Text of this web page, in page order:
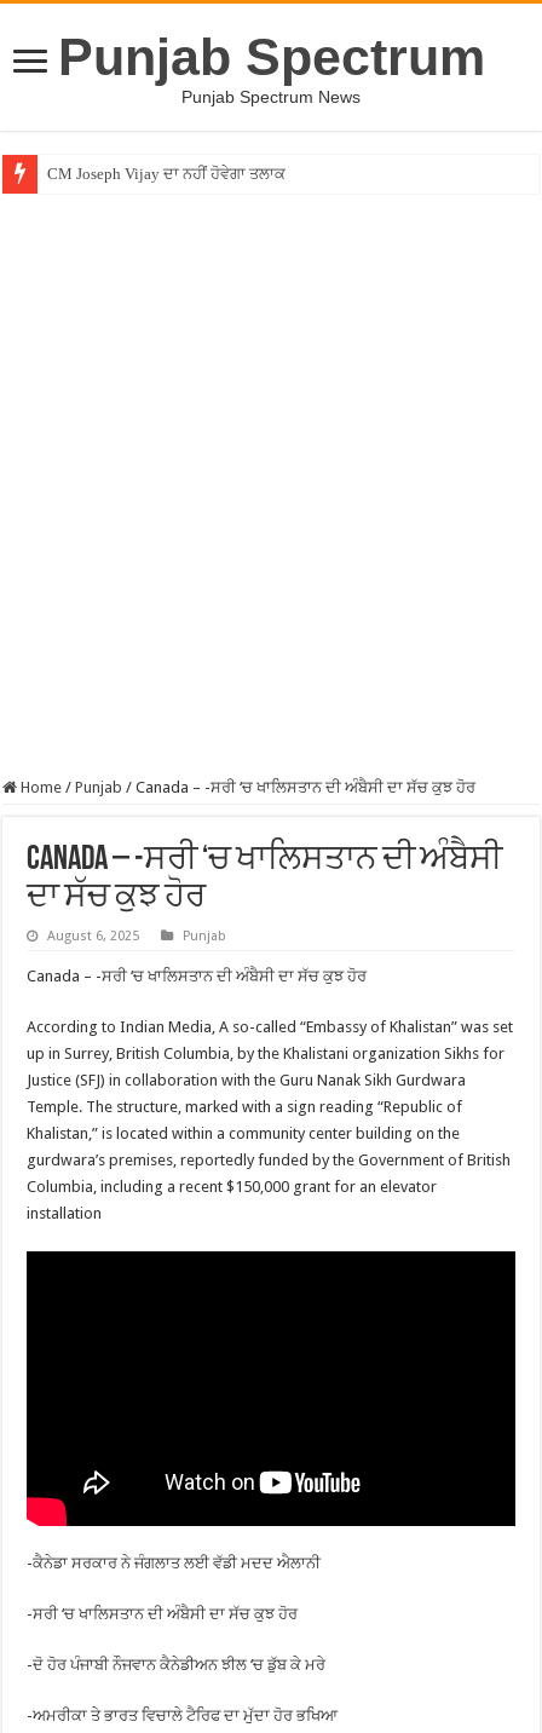
Punjab Spectrum
Punjab Spectrum News
CM Joseph Vijay ਦਾ ਨਹੀਂ ਹੋਵੇਗਾ ਤਲਾਕ
Home / Punjab / Canada – -ਸਰੀ ‘ਚ ਖਾਲਿਸਤਾਨ ਦੀ ਅੰਬੈਸੀ ਦਾ ਸੱਚ ਕੁਝ ਹੋਰ
Canada – -ਸਰੀ ‘ਚ ਖਾਲਿਸਤਾਨ ਦੀ ਅੰਬੈਸੀ
ਦਾ ਸੱਚ ਕੁਝ ਹੋਰ
August 6, 2025 Punjab
Canada – -ਸਰੀ ‘ਚ ਖਾਲਿਸਤਾਨ ਦੀ ਅੰਬੈਸੀ ਦਾ ਸੱਚ ਕੁਝ ਹੋਰ
According to Indian Media, A so-called “Embassy of Khalistan” was set
up in Surrey, British Columbia, by the Khalistani organization Sikhs for
Justice (SFJ) in collaboration with the Guru Nanak Sikh Gurdwara
Temple. The structure, marked with a sign reading “Republic of
Khalistan,” is located within a community center building on the
gurdwara’s premises, reportedly funded by the Government of British
Columbia, including a recent $150,000 grant for an elevator
installation
-ਕੈਨੇਡਾ ਸਰਕਾਰ ਨੇ ਜੰਗਲਾਤ ਲਈ ਵੱਡੀ ਮਦਦ ਐਲਾਨੀ
-ਸਰੀ ‘ਚ ਖਾਲਿਸਤਾਨ ਦੀ ਅੰਬੈਸੀ ਦਾ ਸੱਚ ਕੁਝ ਹੋਰ
-ਦੋ ਹੋਰ ਪੰਜਾਬੀ ਨੌਜਵਾਨ ਕੈਨੇਡੀਅਨ ਝੀਲ ‘ਚ ਡੁੱਬ ਕੇ ਮਰੇ
-ਅਮਰੀਕਾ ਤੇ ਭਾਰਤ ਵਿਚਾਲੇ ਟੈਰਿਫ ਦਾ ਮੁੱਦਾ ਹੋਰ ਭਖਿਆ